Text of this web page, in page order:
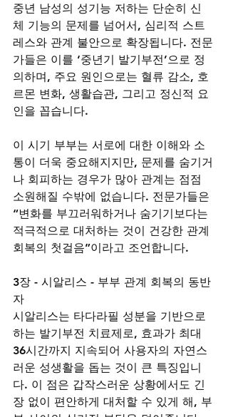
중년 남성의 성기능 저하는 단순히 신
체 기능의 문제를 넘어서, 심리적 스트
레스와 관계 불안으로 확장됩니다. 전문
가들은 이를 ‘중년기 발기부전’으로 정
의하며, 주요 원인으로는 혈류 감소, 호
르몬 변화, 생활습관, 그리고 정신적 요
인을 꼽습니다.
이 시기 부부는 서로에 대한 이해와 소
통이 더욱 중요해지지만, 문제를 숨기거
나 회피하는 경우가 많아 관계는 점점
소원해질 수밖에 없습니다. 전문가들은
“변화를 부끄러워하거나 숨기기보다는
적극적으로 대처하는 것이 건강한 관계
회복의 첫걸음”이라고 조언합니다.
3장 - 시알리스 - 부부 관계 회복의 동반
자
시알리스는 타다라필 성분을 기반으로
하는 발기부전 치료제로, 효과가 최대
36시간까지 지속되어 사용자의 자연스
러운 성생활을 돕는 것이 큰 특징입니
다. 이 점은 갑작스러운 상황에서도 긴
장 없이 편안하게 대처할 수 있게 해, 부